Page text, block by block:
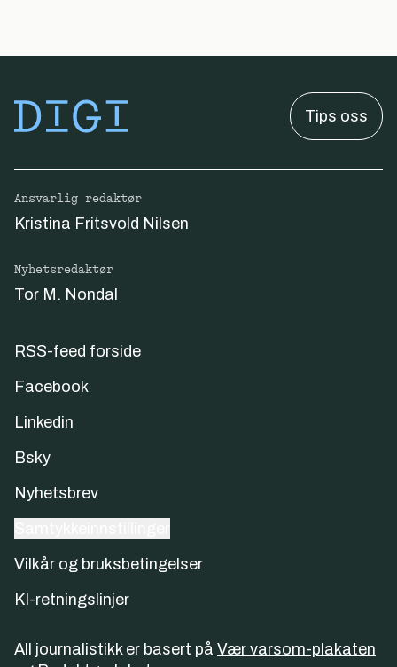
Tips oss
Ansvarlig redaktør
Kristina Fritsvold Nilsen
Nyhetsredaktør
Tor M. Nondal
RSS-feed forside
Facebook
Linkedin
Bsky
Nyhetsbrev
Vilkår og bruksbetingelser
KI-retningslinjer
All journalistikk er basert på Vær varsom-plakaten